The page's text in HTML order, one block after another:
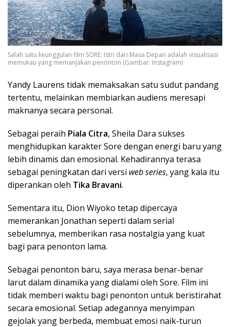
Salah satu keunggulan film SORE: Istri dari Masa Depan adalah visualisasi
memukau yang memanjakan penonton (Gambar: Instagram)
Yandy Laurens tidak memaksakan satu sudut pandang
tertentu, melainkan membiarkan audiens meresapi
maknanya secara personal.
Sebagai peraih Piala Citra, Sheila Dara sukses
menghidupkan karakter Sore dengan energi baru yang
lebih dinamis dan emosional. Kehadirannya terasa
sebagai peningkatan dari versi web series, yang kala itu
diperankan oleh Tika Bravani.
Sementara itu, Dion Wiyoko tetap dipercaya
memerankan Jonathan seperti dalam serial
sebelumnya, memberikan rasa nostalgia yang kuat
bagi para penonton lama.
Sebagai penonton baru, saya merasa benar-benar
larut dalam dinamika yang dialami oleh Sore. Film ini
tidak memberi waktu bagi penonton untuk beristirahat
secara emosional. Setiap adegannya menyimpan
gejolak yang berbeda, membuat emosi naik-turun